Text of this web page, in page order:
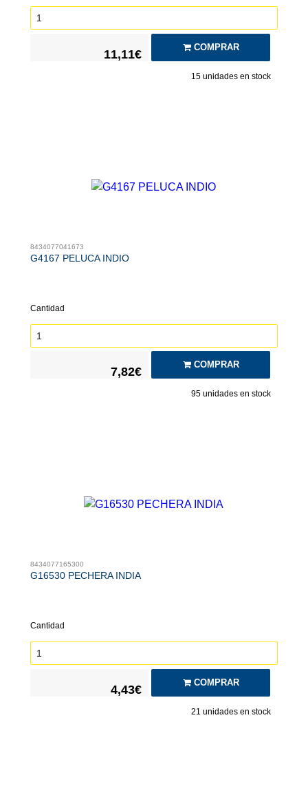
11,11€
COMPRAR
15 unidades en stock
8434077041673
G4167 PELUCA INDIO
Cantidad
7,82€
COMPRAR
95 unidades en stock
8434077165300
G16530 PECHERA INDIA
Cantidad
4,43€
COMPRAR
21 unidades en stock